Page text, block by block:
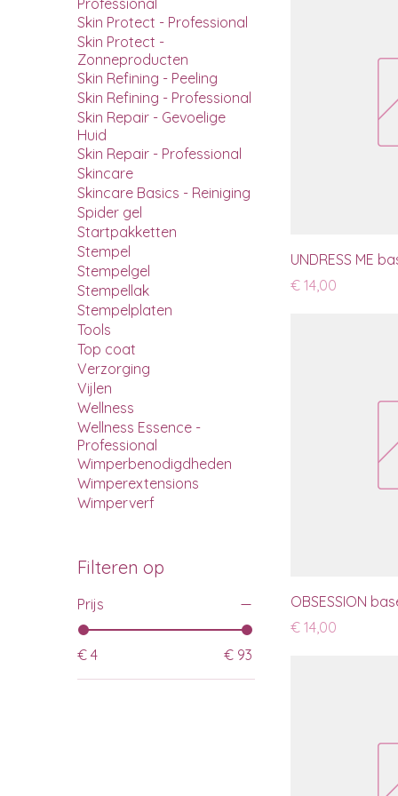
Professional
Skin Protect - Professional
Skin Protect -
Zonneproducten
Skin Refining - Peeling
Skin Refining - Professional
Skin Repair - Gevoelige
Huid
Skin Repair - Professional
Skincare
Skincare Basics - Reiniging
Spider gel
Startpakketten
Stempel
Stempelgel
Stempellak
Stempelplaten
Tools
Top coat
Verzorging
Vijlen
Wellness
Wellness Essence -
Professional
Wimperbenodigdheden
Wimperextensions
Wimperverf
Filteren op
Prijs
€ 4 € 93
UNDRESS ME
Prijs
€ 14,00
OBSESSION
Prijs
€ 14,00